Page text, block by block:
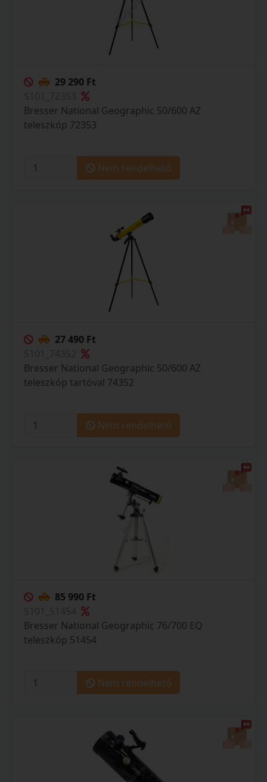
29 290 Ft
Bresser National Geographic 50/600 AZ
teleszkóp 72353
Nem rendelhető
27 490 Ft
Bresser National Geographic 50/600 AZ
teleszkóp tartóval 74352
Nem rendelhető
85 990 Ft
Bresser National Geographic 76/700 EQ
teleszkóp 51454
Nem rendelhető